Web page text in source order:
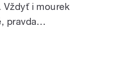
Vždyť i mourek
pravda…